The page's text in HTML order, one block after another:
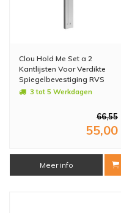
Clou Hold Me Set a 2
Kantlijsten Voor Verdikte
Spiegelbevestiging RVS
Gepolijst 90cm
3 tot 5 Werkdagen
66,55
55,00
Meer info